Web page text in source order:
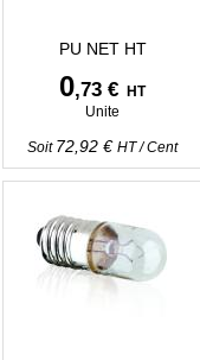
PU NET HT
0,73 €
HT
Unite
Soit 72,92 € HT/Cent